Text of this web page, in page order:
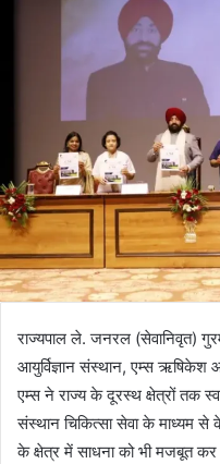
राज्यपाल ले. जनरल (सेवानिवृत)
आयुर्विज्ञान संस्थान, एम्स ऋषिकेश
एम्स ने राज्य के दूरस्थ क्षेत्रों तक
संस्थान चिकित्सा सेवा के माध्यम से
के क्षेत्र में साधना को भी मजबूत कर